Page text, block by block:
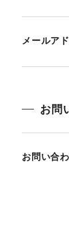
メールア
お問
お問い合